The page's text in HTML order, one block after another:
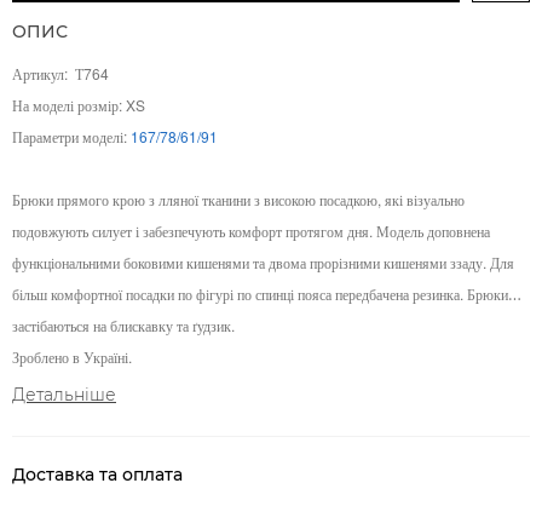
ОПИС
Артикул: Т764
На моделі розмір: XS
Параметри моделі: 167/78/61/91
Брюки прямого крою з лляної тканини з високою посадкою, які візуально
подовжують силует і забезпечують комфорт протягом дня. Модель доповнена
функціональними боковими кишенями та двома прорізними кишенями ззаду. Для
більш комфортної посадки по фігурі по спинці пояса передбачена резинка. Брюки
застібаються на блискавку та ґудзик.
Зроблено в Україні.
Детальніше
Доставка та оплата